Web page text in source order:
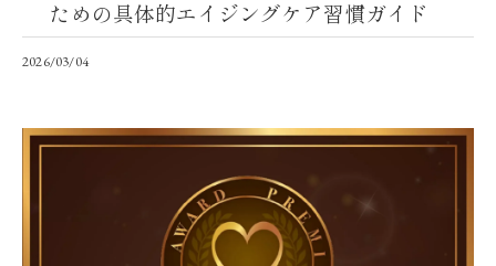
ための具体的エイジングケア習慣ガイド
2026/03/04